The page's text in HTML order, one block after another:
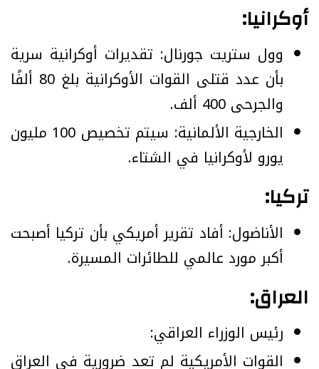
أوكرانيا:
وول ستريت جورنال: تقديرات أوكرانية سرية
بأن عدد قتلى القوات الأوكرانية بلغ 80 ألفًا
والجرحى 400 ألف.
الخارجية الألمانية: سيتم تخصيص 100 مليون
يورو لأوكرانيا في الشتاء.
تركيا:
الأناضول: أفاد تقرير أمريكي بأن تركيا أصبحت
أكبر مورد عالمي للطائرات المسيرة.
العراق:
رئيس الوزراء العراقي:
القوات الأمريكية لم تعد ضرورية في العراق